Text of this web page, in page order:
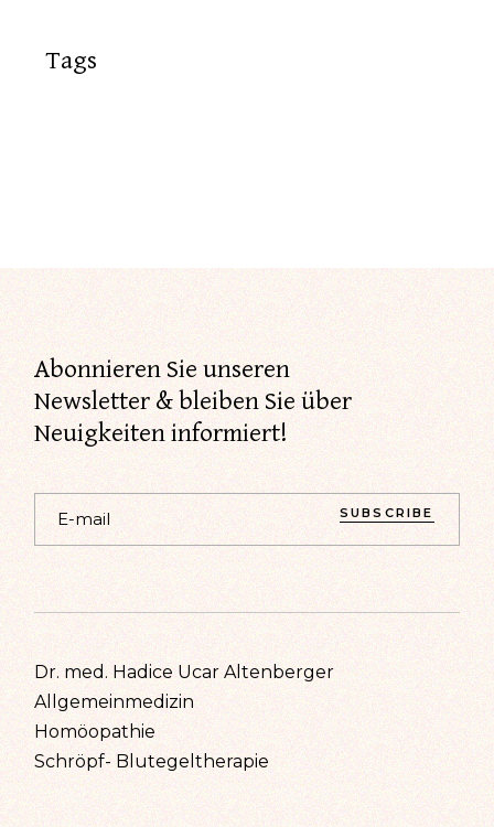
Tags
Abonnieren Sie unseren
Newsletter & bleiben Sie über
Neuigkeiten informiert!
SUBSCRIBE
Dr. med. Hadice Ucar Altenberger
Allgemeinmedizin
Homöopathie
Schröpf- Blutegeltherapie